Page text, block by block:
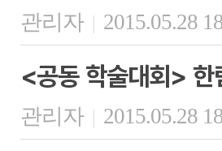
관리자 | 2015.05.28
<공동 학술대회>
관리자 | 2015.05.28